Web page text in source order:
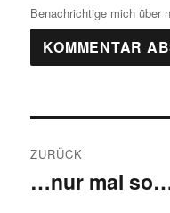
Benachrichtige mich über
ZURÜCK
Vorheriger
…nur mal